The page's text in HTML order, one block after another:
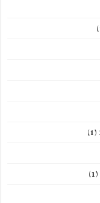
(1)
(1)